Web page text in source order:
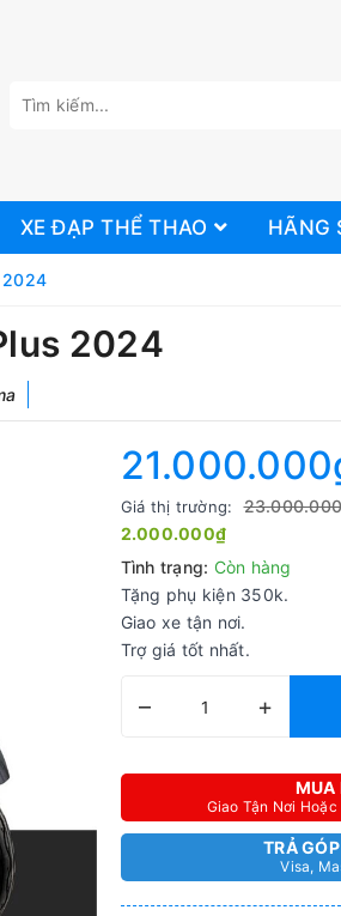
XE ĐẠP THỂ THAO HÃNG
2024
2024
Giá thị trường:
2.000.000₫
Tình trạng: Còn hàng
Tặng phụ kiện 350k.
Giao xe tận nơi.
Trợ giá tốt nhất.
– +
MUA
Giao Tận Nơi
TRẢ
Visa,